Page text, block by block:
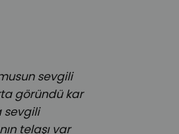
sevgili
göründü kar
sevgili
telaşı var